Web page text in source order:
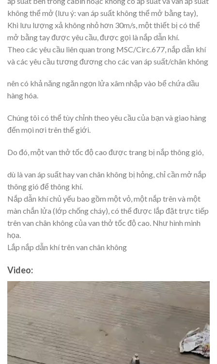
không thể mở (lưu ý: van áp suất không thể mở bằng tay),
Khi lưu lượng xả không nhỏ hơn 30m/s, một thiết bị có thể
mở bằng tay được yêu cầu, được gọi là nắp dẫn khí.
Theo các yêu cầu liên quan trong MSC/Circ.677, nắp dẫn khí
và các yêu cầu tương đương cho các van áp suất/chân không
nên có khả năng ngăn ngọn lửa xâm nhập vào bể chứa dầu
hàng hóa.
Chúng tôi có thể tùy chỉnh theo yêu cầu của bạn và giao hàng
đến mọi nơi trên thế giới.
Do đó, một van thở tốc độ cao được trang bị nắp thông gió,
dù là van áp suất hay van chân không bị hỏng, chỉ cần mở nắp
thông gió để thông khí.
Nắp dẫn khí chủ yếu bao gồm một vỏ, một nắp trên và một
màn chắn lửa (lớp chống cháy), có thể được lắp đặt trực tiếp
trên van chân không của van thở tốc độ cao. Như hình minh
họa.
Lắp nắp dẫn khí trên van chân không
Video:
Video
Player